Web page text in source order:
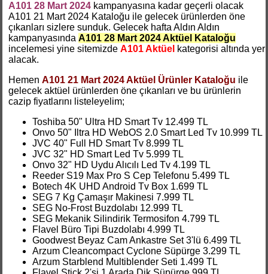
A101 28 Mart 2024 kampanyasına kadar geçerli olacak
A101 21 Mart 2024 Kataloğu ile gelecek ürünlerden öne
çıkanları sizlere sunduk. Gelecek hafta Aldın Aldın
kampanyasındaA101 28 Mart 2024 Aktüel Kataloğu
incelemesi yine sitemizdeA101 Aktüel kategorisi altında yer
alacak.
HemenA101 21 Mart 2024 Aktüel Ürünler Kataloğu ile
gelecek aktüel ürünlerden öne çıkanları ve bu ürünlerin
cazip fiyatlarını listeleyelim;
Toshiba 50" Ultra HD Smart Tv 12.499 TL
Onvo 50" Iltra HD WebOS 2.0 Smart Led Tv 10.999 TL
JVC 40" Full HD Smart Tv 8.999 TL
JVC 32" HD Smart Led Tv 5.999 TL
Onvo 32" HD Uydu Alıcılı Led Tv 4.199 TL
Reeder S19 Max Pro S Cep Telefonu 5.499 TL
Botech 4K UHD Android Tv Box 1.699 TL
SEG 7 Kg Çamaşır Makinesi 7.999 TL
SEG No-Frost Buzdolabı 12.999 TL
SEG Mekanik Silindirik Termosifon 4.799 TL
Flavel Büro Tipi Buzdolabı 4.999 TL
Goodwest Beyaz Cam Ankastre Set 3'lü 6.499 TL
Arzum Cleancompact Cyclone Süpürge 3.299 TL
Arzum Starblend Multiblender Seti 1.499 TL